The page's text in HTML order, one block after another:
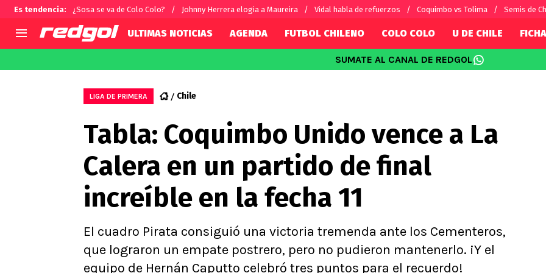
Es tendencia: ¿Sosa se va de Colo Colo? Johnny Herrera elogia a Maureira Vidal habla de refuerzos Coquimbo vs Tolima Semis de
Selección Chilena
U de Chile
U Católica
Campeonato Nacional
Primera B
Segunda División
Copa Chile
Supercopa Chile
Campeonato Femenino
Alexis Sánchez
Carlos Palacios
Chilenos por el mundo
Fútbol Argentino
Fútbol Brasileño
Conference
Ligue 1
ULTIMAS NOTICIAS AGENDA FUTBOL CHILENO COLO COLO U DE CHILE
SUMATE AL CANAL DE REDGOL
LIGA DE PRIMERA Chile
Tabla: Coquimbo Unido vence a La
Calera en un partido de final
increíble en la fecha 11
El cuadro Pirata consiguió una victoria tremenda ante los Cementeros,
que lograron un empate postrero, pero no pudieron mantenerlo. ¡Y el
equipo de Hernán Caputto celebró tres puntos para el recuerdo!